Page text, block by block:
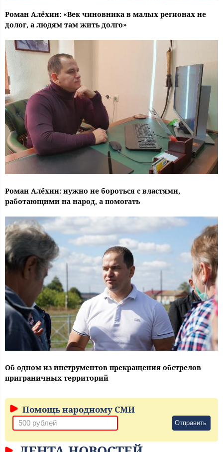
Роман Алёхин: «Век чиновника в малых регионах не
долог, а людям там жить долго»
Роман Алёхин: нужно не бороться с властями,
работающими на народ, а помогать
Об одном из инструментов прекращения обстрелов
приграничных территорий
Помощь народному СМИ
Отправить